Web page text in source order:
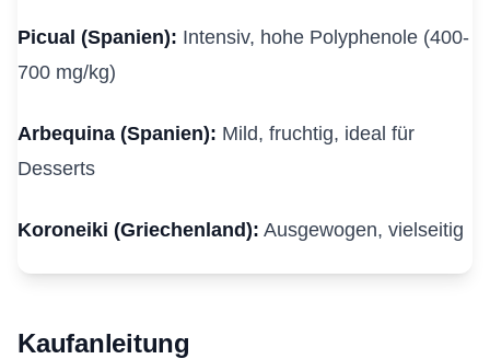
Picual (Spanien): Intensiv, hohe Polyphenole (400-
700 mg/kg)
Arbequina (Spanien): Mild, fruchtig, ideal für
Desserts
Koroneiki (Griechenland): Ausgewogen, vielseitig
Kaufanleitung